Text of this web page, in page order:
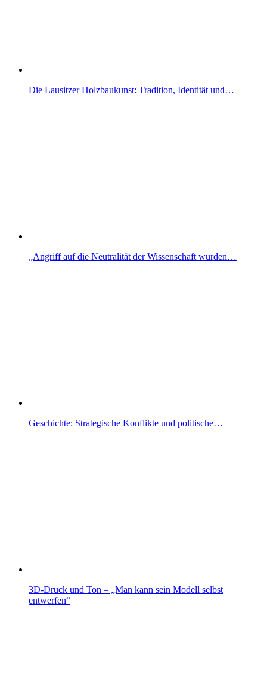
Die Lausitzer Holzbaukunst: Tradition, Identität und…
„Angriff auf die Neutralität der Wissenschaft wurden…
Geschichte: Strategische Konflikte und politische…
3D-Druck und Ton – „Man kann sein Modell selbst
entwerfen“